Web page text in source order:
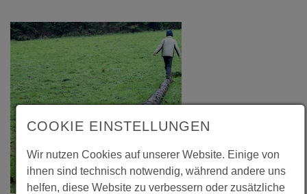
COOKIE EINSTELLUNGEN
Wir nutzen Cookies auf unserer Website. Einige von
ihnen sind technisch notwendig, während andere uns
helfen, diese Website zu verbessern oder zusätzliche